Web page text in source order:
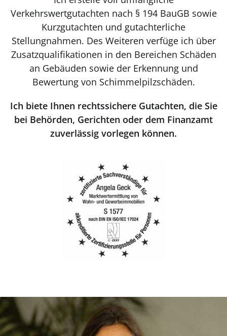
Verkehrswertgutachten nach § 194 BauGB sowie
Kurzgutachten und gutachterliche
Stellungnahmen. Des Weiteren verfüge ich über
Zusatzqualifikationen in den Bereichen Schäden
an Gebäuden sowie der Erkennung und
Bewertung von Schimmelpilzschäden.
Ich biete Ihnen rechtssichere Gutachten, die Sie
bei Behörden, Gerichten oder dem Finanzamt
zuverlässig vorlegen können.